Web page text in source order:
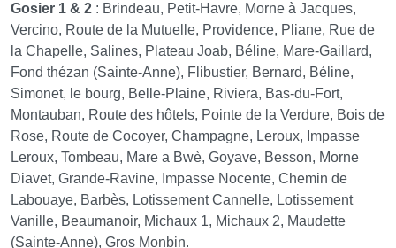
Gosier 1 & 2 : Brindeau, Petit-Havre, Morne à Jacques,
Vercino, Route de la Mutuelle, Providence, Pliane, Rue de
la Chapelle, Salines, Plateau Joab, Béline, Mare-Gaillard,
Fond thézan (Sainte-Anne), Flibustier, Bernard, Béline,
Simonet, le bourg, Belle-Plaine, Riviera, Bas-du-Fort,
Montauban, Route des hôtels, Pointe de la Verdure, Bois de
Rose, Route de Cocoyer, Champagne, Leroux, Impasse
Leroux, Tombeau, Mare a Bwè, Goyave, Besson, Morne
Diavet, Grande-Ravine, Impasse Nocente, Chemin de
Labouaye, Barbès, Lotissement Cannelle, Lotissement
Vanille, Beaumanoir, Michaux 1, Michaux 2, Maudette
(Sainte-Anne), Gros Monbin.